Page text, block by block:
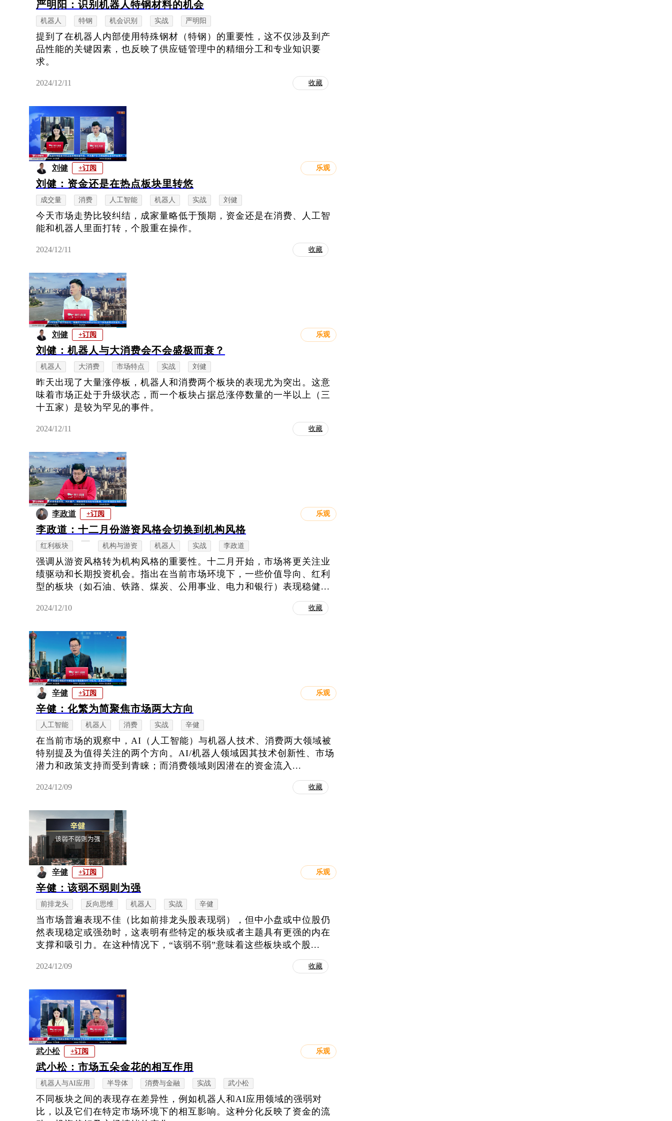
严明阳：识别机器人特钢材料的机会
机器人 特钢 机会识别 实战 严明阳
提到了在机器人内部使用特殊钢材（特钢）的重要性，这不仅涉及到产
品性能的关键因素，也反映了供应链管理中的精细分工和专业知识要
求。
2024/12/11 收藏
刘健 +订阅 乐观
刘健：资金还是在热点板块里转悠
成交量 消费 人工智能 机器人 实战 刘健
今天市场走势比较纠结，成家量略低于预期，资金还是在消费、人工智
能和机器人里面打转，个股重在操作。
2024/12/11 收藏
刘健 +订阅 乐观
刘健：机器人与大消费会不会盛极而衰？
机器人 大消费 市场特点 实战 刘健
昨天出现了大量涨停板，机器人和消费两个板块的表现尤为突出。这意
味着市场正处于升级状态，而一个板块占据总涨停数量的一半以上（三
十五家）是较为罕见的事件。
2024/12/11 收藏
李政道 +订阅 乐观
李政道：十二月份游资风格会切换到机构风格
红利板块 机构与游资 机器人 实战 李政道
强调从游资风格转为机构风格的重要性。十二月开始，市场将更关注业
绩驱动和长期投资机会。指出在当前市场环境下，一些价值导向、红利
型的板块（如石油、铁路、煤炭、公用事业、电力和银行）表现稳健...
2024/12/10 收藏
辛健 +订阅 乐观
辛健：化繁为简聚焦市场两大方向
人工智能 机器人 消费 实战 辛健
在当前市场的观察中，AI（人工智能）与机器人技术、消费两大领域被
特别提及为值得关注的两个方向。AI/机器人领域因其技术创新性、市场
潜力和政策支持而受到青睐；而消费领域则因潜在的资金流入...
2024/12/09 收藏
辛健 +订阅 乐观
辛健：该弱不弱则为强
前排龙头 反向思维 机器人 实战 辛健
当市场普遍表现不佳（比如前排龙头股表现弱），但中小盘或中位股仍
然表现稳定或强劲时，这表明有些特定的板块或者主题具有更强的内在
支撑和吸引力。在这种情况下，“该弱不弱”意味着这些板块或个股...
2024/12/09 收藏
武小松 +订阅 乐观
武小松：市场五朵金花的相互作用
机器人与AI应用 半导体 消费与金融 实战 武小松
不同板块之间的表现存在差异性，例如机器人和AI应用领域的强弱对
比，以及它们在特定市场环境下的相互影响。这种分化反映了资金的流